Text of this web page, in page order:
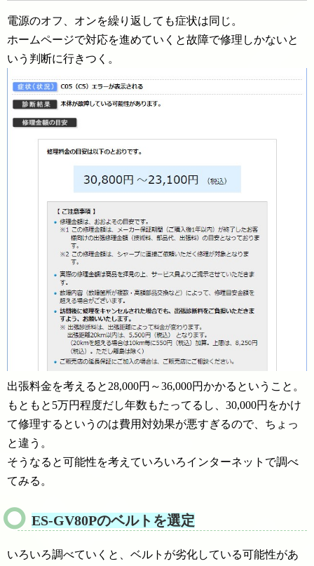
電源のオフ、オンを繰り返しても症状は同じ。
ホームページで対応を進めていくと故障で修理しかないと
いう判断に行きつく。
出張料金を考えると28,000円～36,000円かかるということ。
もともと5万円程度だし年数もたってるし、30,000円をかけ
て修理するというのは費用対効果が悪すぎるので、ちょっ
と違う。
そうなると可能性を考えていろいろインターネットで調べ
てみる。
ES-GV80Pのベルトを選定
いろいろ調べていくと、ベルトが劣化している可能性があ